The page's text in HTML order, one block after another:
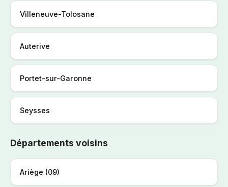
Villeneuve-Tolosane
Auterive
Portet-sur-Garonne
Seysses
Départements voisins
Ariège (09)